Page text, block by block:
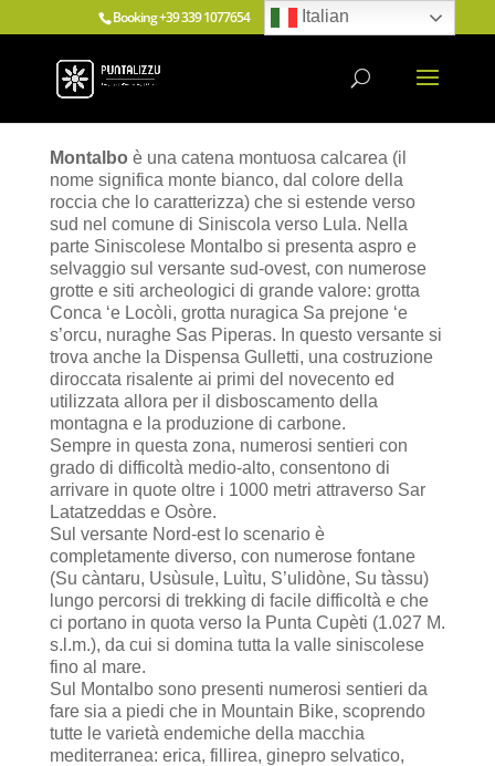
Booking+39 339 1077654 info@puntalizzu.com
Montalbo è una catena montuosa calcarea (il
nome significa monte bianco, dal colore della
roccia che lo caratterizza) che si estende verso
sud nel comune di Siniscola verso Lula. Nella
parte Siniscolese Montalbo si presenta aspro e
selvaggio sul versante sud-ovest, con numerose
grotte e siti archeologici di grande valore: grotta
Conca ‘e Locòli, grotta nuragica Sa prejone ‘e
s’orcu, nuraghe Sas Piperas. In questo versante si
trova anche la Dispensa Gulletti, una costruzione
diroccata risalente ai primi del novecento ed
utilizzata allora per il disboscamento della
montagna e la produzione di carbone.
Sempre in questa zona, numerosi sentieri con
grado di difficoltà medio-alto, consentono di
arrivare in quote oltre i 1000 metri attraverso Sar
Latatzeddas e Osòre.
Sul versante Nord-est lo scenario è
completamente diverso, con numerose fontane
(Su càntaru, Usùsule, Luìtu, S’ulidòne, Su tàssu)
lungo percorsi di trekking di facile difficoltà e che
ci portano in quota verso la Punta Cupèti (1.027 M.
s.l.m.), da cui si domina tutta la valle siniscolese
fino al mare.
Sul Montalbo sono presenti numerosi sentieri da
fare sia a piedi che in Mountain Bike, scoprendo
tutte le varietà endemiche della macchia
mediterranea: erica, fillirea, ginepro selvatico,
Italian